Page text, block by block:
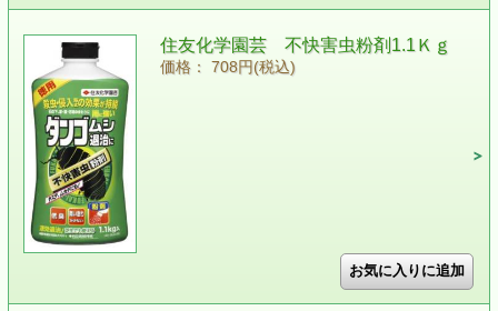
住友化学園芸 不快害虫粉剤1.1Ｋｇ
価格： 708円(税込)